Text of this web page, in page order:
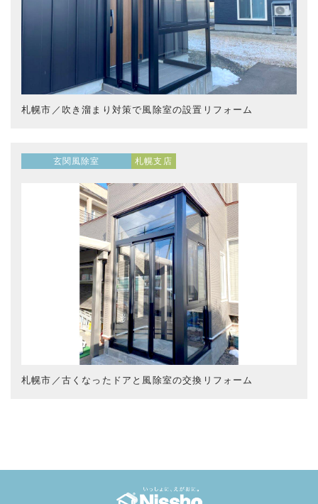
札幌市／吹き溜まり対策で風除室の設置リフォーム
玄関風除室 札幌支店
札幌市／古くなったドアと風除室の交換リフォーム